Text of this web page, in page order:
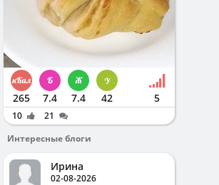
265 7.4 7.4 42 5
10
21
Интересные блоги
Ирина
02-08-2026